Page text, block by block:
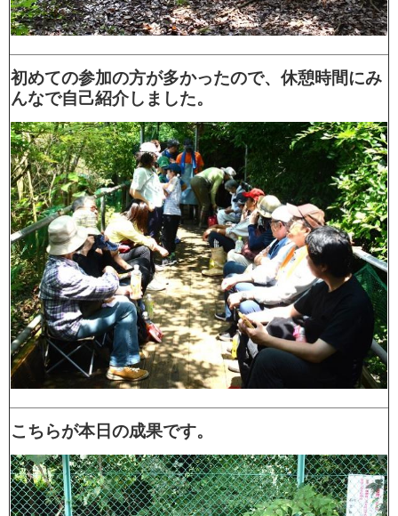
初めての参加の方が多かったので、休憩時間にみ
んなで自己紹介しました。
こちらが本日の成果です。